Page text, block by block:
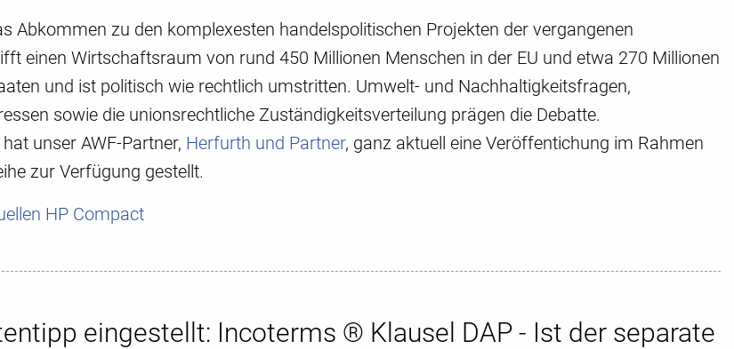
Abkommen zu den komplexesten handelspolitischen Projekten der vergangenen
einen Wirtschaftsraum von rund 450 Millionen Menschen in der EU und etwa 270 Millionen
und ist politisch wie rechtlich umstritten. Umwelt- und Nachhaltigkeitsfragen,
sowie die unionsrechtliche Zuständigkeitsverteilung prägen die Debatte.
unser AWF-Partner, Herfurth und Partner, ganz aktuell eine Veröffentichung im Rahmen
zur Verfügung gestellt.
HP Compact
eingestellt: Incoterms ® Klausel DAP - Ist der separate